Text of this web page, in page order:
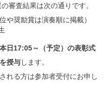
審査結果は次の通りです。
や奨励賞は演奏順に掲載）
本日17:05～（予定）の表彰式
授与します。
れる方は参加者受付にお申し